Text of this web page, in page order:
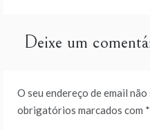
artigos
Deixe um
O seu endereço de email
obrigatórios marcados com *